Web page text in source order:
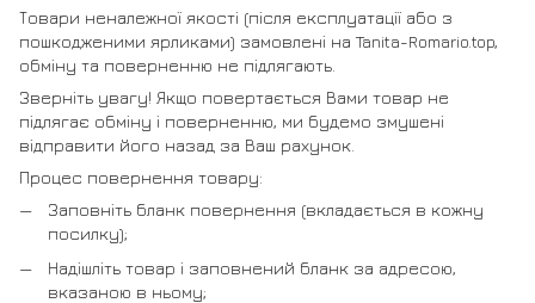
Товари неналежної якості (після експлуатації або з
пошкодженими ярликами) замовлені на Tanita-Romario.top,
обміну та поверненню не підлягають.
Зверніть увагу! Якщо повертається Вами товар не
підлягає обміну і поверненню, ми будемо змушені
відправити його назад за Ваш рахунок.
Процес повернення товару:
Заповніть бланк повернення (вкладається в кожну
посилку);
Надішліть товар і заповнений бланк за адресою,
вказаною в ньому;